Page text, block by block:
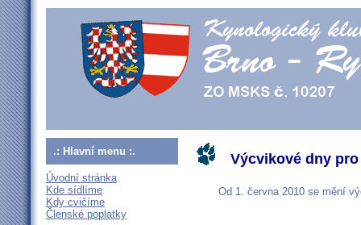
.: Hlavní menu :.
Úvodní stránka
Kde sídlíme
Kdy cvičíme
Členské poplatky
Výcvikové dny
Od 1. června 2010 se mění